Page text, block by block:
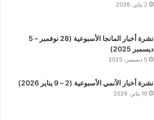
2 يناير، 2026
نشرة أخبار المانجا الأسبوعية (28 نوفمبر – 5
ديسمبر 2025)
5 ديسمبر، 2025
نشرة أخبار الأنمي الأسبوعية (2 – 9 يناير 2026)
10 يناير، 2026